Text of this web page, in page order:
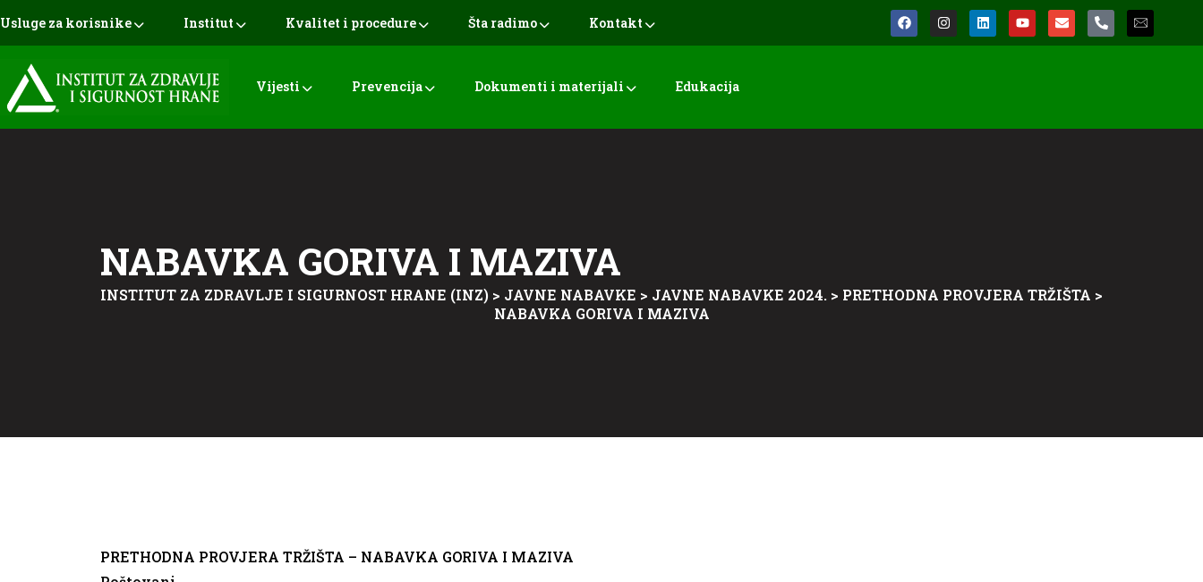
Usluge za korisnike Institut Kvalitet i procedure Šta radimo Kontakt
Vijesti Prevencija Dokumenti i materijali Edukacija
NABAVKA GORIVA I MAZIVA
INSTITUT ZA ZDRAVLJE I SIGURNOST HRANE (INZ) > JAVNE NABAVKE > JAVNE NABAVKE 2024. > PRETHODNA PROVJERA TRŽIŠTA >
NABAVKA GORIVA I MAZIVA
PRETHODNA PROVJERA TRŽIŠTA – NABAVKA GORIVA I MAZIVA